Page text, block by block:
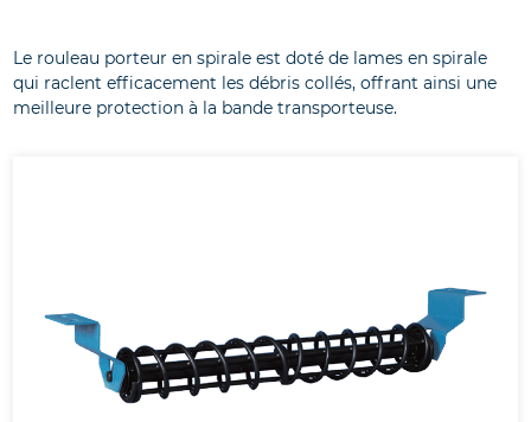
Le rouleau porteur en spirale est doté de lames en spirale
qui raclent efficacement les débris collés, offrant ainsi une
meilleure protection à la bande transporteuse.